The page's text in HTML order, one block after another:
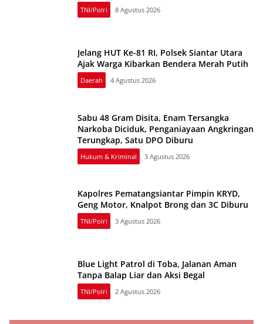
TNI/Polri 8 Agustus 2026
Jelang HUT Ke-81 RI, Polsek Siantar Utara
Ajak Warga Kibarkan Bendera Merah Putih
Daerah 4 Agustus 2026
Sabu 48 Gram Disita, Enam Tersangka
Narkoba Diciduk, Penganiayaan Angkringan
Terungkap, Satu DPO Diburu
Hukum & Kriminal 3 Agustus 2026
Kapolres Pematangsiantar Pimpin KRYD,
Geng Motor, Knalpot Brong dan 3C Diburu
TNI/Polri 3 Agustus 2026
Blue Light Patrol di Toba, Jalanan Aman
Tanpa Balap Liar dan Aksi Begal
TNI/Polri 2 Agustus 2026